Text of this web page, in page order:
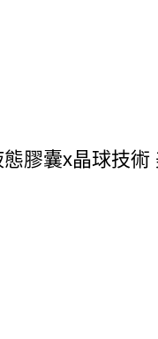
態膠囊x晶球技